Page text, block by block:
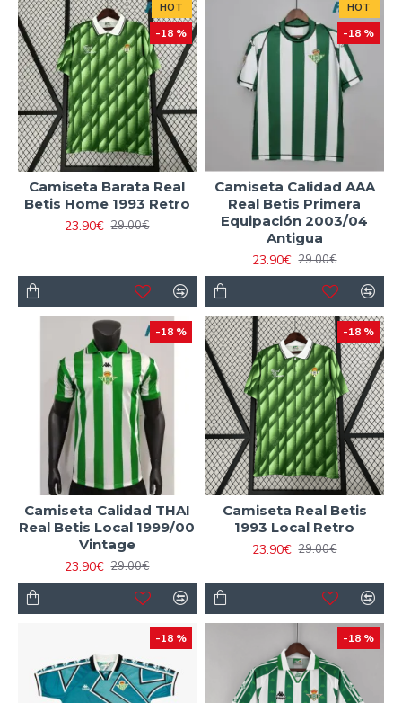
HOT
-18 %
Camiseta Barata Real
Betis Home 1993 Retro
23.90€ 29.00€
HOT
-18 %
Camiseta Calidad AAA
Real Betis Primera
Equipación 2003/04
Antigua
23.90€ 29.00€
-18 %
Camiseta Calidad THAI
Real Betis Local 1999/00
Vintage
23.90€ 29.00€
-18 %
Camiseta Real Betis
1993 Local Retro
23.90€ 29.00€
-18 % -18 %